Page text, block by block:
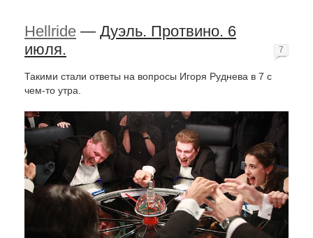
Hellride — Дуэль. Протвино. 6
июля.
Такими стали ответы на вопросы Игоря Руднева в 7 с
чем-то утра.
7